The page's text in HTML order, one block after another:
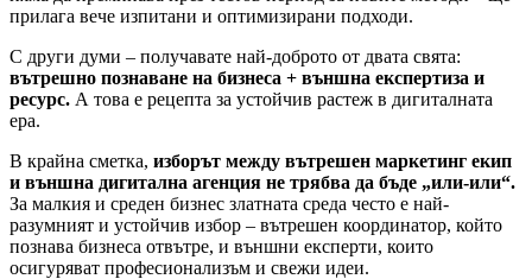
прилага вече изпитани и оптимизирани подходи.
С други думи – получавате най-доброто от двата свята:
вътрешно познаване на бизнеса + външна експертиза и
ресурс. А това е рецепта за устойчив растеж в дигиталната
ера.
В крайна сметка, изборът между вътрешен маркетинг екип
и външна дигитална агенция не трябва да бъде „или-или“.
За малкия и среден бизнес златната среда често е най-
разумният и устойчив избор – вътрешен координатор, който
познава бизнеса отвътре, и външни експерти, които
осигуряват професионализъм и свежи идеи.